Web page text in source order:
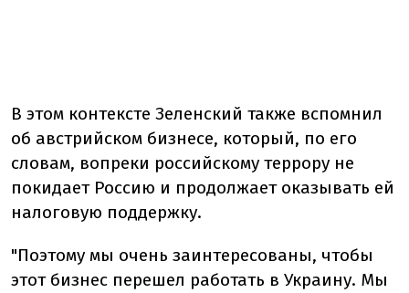
В этом контексте Зеленский также вспомнил
об австрийском бизнесе, который, по его
словам, вопреки российскому террору не
покидает Россию и продолжает оказывать ей
налоговую поддержку.
"Поэтому мы очень заинтересованы, чтобы
этот бизнес перешел работать в Украину. Мы